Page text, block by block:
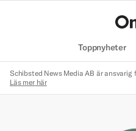
Toppnyheter
Schibsted News Media AB är
Läs mer här